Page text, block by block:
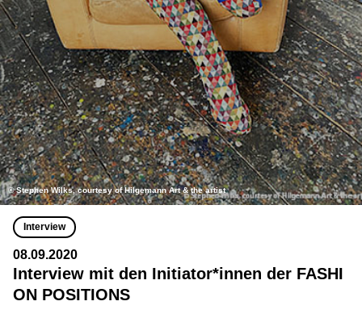
© Stephen Wilks, courtesy of Hilgemann Art & the artist
Interview
08.09.2020
Interview mit den Initiator*innen der FASHI
ON POSITIONS